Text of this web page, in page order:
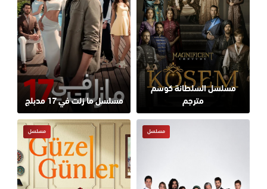
مسلسل السلطانة كوسم
مترجم
مسلسل ما زلت في 17 مدبلج
مسلسل مسلسل